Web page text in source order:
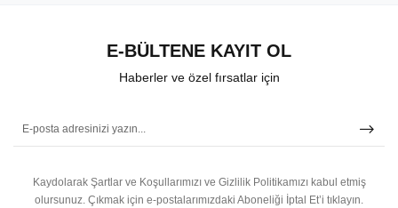
E-BÜLTENE KAYIT OL
Haberler ve özel fırsatlar için
Kaydolarak Şartlar ve Koşullarımızı ve Gizlilik Politikamızı kabul etmiş
olursunuz. Çıkmak için e-postalarımızdaki Aboneliği İptal Et’i tıklayın.